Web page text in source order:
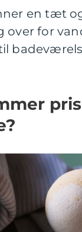
en tæt
over for